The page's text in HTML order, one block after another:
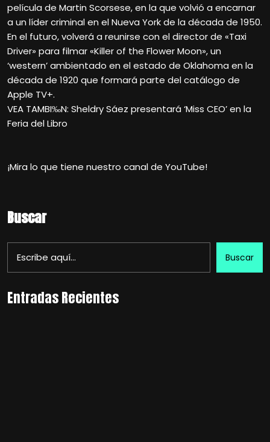
película de Martin Scorsese, en la que volvió a encarnar
a un líder criminal en el Nueva York de la década de 1950.
En el futuro, volverá a reunirse con el director de «Taxi
Driver» para filmar «Killer of the Flower Moon», un
‘western’ ambientado en el estado de Oklahoma en la
década de 1920 que formará parte del catálogo de
Apple TV+.
VEA TAMBI‰N: Sheldry Sáez presentará ‘Miss CEO’ en la
Feria del Libro
¡Mira lo que tiene nuestro canal de YouTube!
Buscar
Buscar
Entradas Recientes